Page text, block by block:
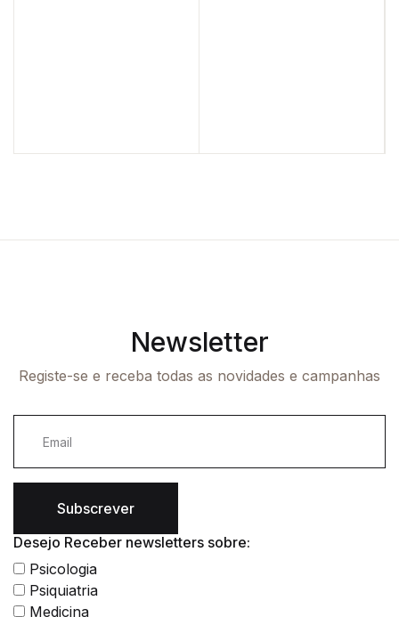
Newsletter
Registe-se e receba todas as novidades e campanhas
Subscrever
Desejo Receber newsletters sobre:
Psicologia
Psiquiatria
Medicina